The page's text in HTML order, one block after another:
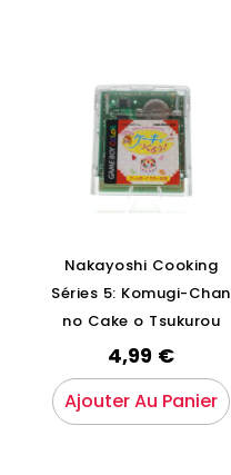
Nakayoshi Cooking
Séries 5: Komugi-Chan
no Cake o Tsukurou
4,99 €
Ajouter Au Panier